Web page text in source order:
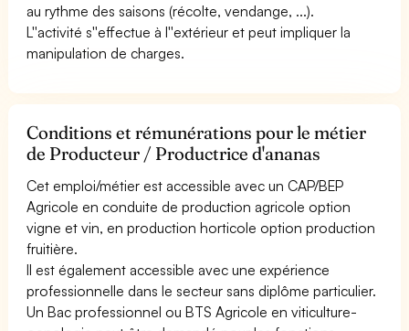
au rythme des saisons (récolte, vendange, ...).
L''activité s''effectue à l''extérieur et peut impliquer la
manipulation de charges.
Conditions et rémunérations pour le métier
de Producteur / Productrice d'ananas
Cet emploi/métier est accessible avec un CAP/BEP
Agricole en conduite de production agricole option
vigne et vin, en production horticole option production
fruitière.
Il est également accessible avec une expérience
professionnelle dans le secteur sans diplôme particulier.
Un Bac professionnel ou BTS Agricole en viticulture-